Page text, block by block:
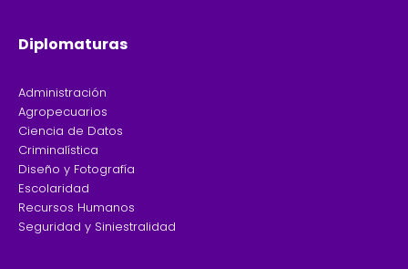
Diplomaturas
Administración
Agropecuarios
Ciencia de Datos
Criminalística
Diseño y Fotografía
Escolaridad
Recursos Humanos
Seguridad y Siniestralidad